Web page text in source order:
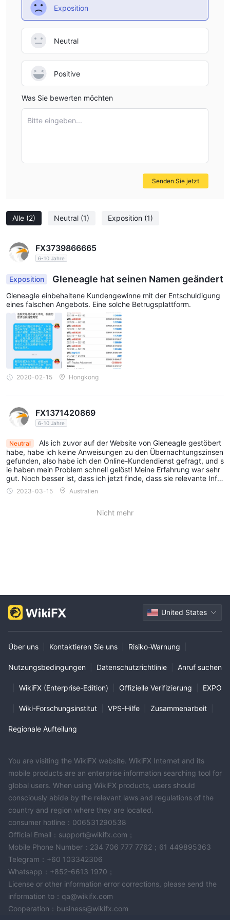
that Gleneagle's support is responsive, and reaching out
provides the opportunity to clarify any uncertain points,
including potential future policy changes. Overall, while
there is no evidence of inactivity charges as of the latest
available disclosures, I would suggest maintaining
specific conditions. This cautious approach helps protect
account value and ensures I am not caught off guard by
Alle (2) Neutral (1) Exposition (1)
FX3739866665
6-10 Jahre
Exposition Gleneagle hat seinen Namen geändert
Gleneagle einbehaltene Kundengewinne mit der Entschuldigung
eines falschen Angebots. Eine solche Betrugsplattform.
2020-02-15 Hongkong
FX1371420869
6-10 Jahre
Neutral
Als ich zuvor auf der Website von Gleneagle gestöbert
habe, habe ich keine Anweisungen zu den Übernachtungszinsen
gefunden, also habe ich den Online-Kundendienst gefragt, und s
ie haben mein Problem schnell gelöst! Meine Erfahrung war sehr
gut. Noch besser ist, dass ich jetzt finde, dass sie relevante Infor
mationen auf ihre Website gestellt haben.
2023-03-15 Australien
Nicht mehr
Exposition
Neutral
Positive
Was Sie bewerten möchten
Bitte eingeben...
Senden Sie jetzt
United States
Über uns Kontaktieren Sie uns Risiko-Warnung
Nutzungsbedingungen Datenschutzrichtlinie Anruf suchen
WikiFX (Enterprise-Edition) Offizielle Verifizierung EXPO
Wiki-Forschungsinstitut VPS-Hilfe Zusammenarbeit
Regionale Aufteilung
You are visiting the WikiFX website. WikiFX Internet and its
mobile products are an enterprise information searching tool for
global users. When using WikiFX products, users should
consciously abide by the relevant laws and regulations of the
country and region where they are located.
consumer hotline：006531290538
Official Email：support@wikifx.com；
Mobile Phone Number：234 706 777 7762；61 449895363
Telegram：+60 103342306
Whatsapp：+852-6613 1970；
License or other information error corrections, please send the
information to：qa@wikifx.com
Cooperation：business@wikifx.com